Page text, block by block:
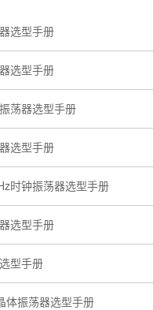
选型手册
选型手册
荡器选型手册
选型手册
时钟振荡器选型手册
选型手册
型手册
体振荡器选型手册